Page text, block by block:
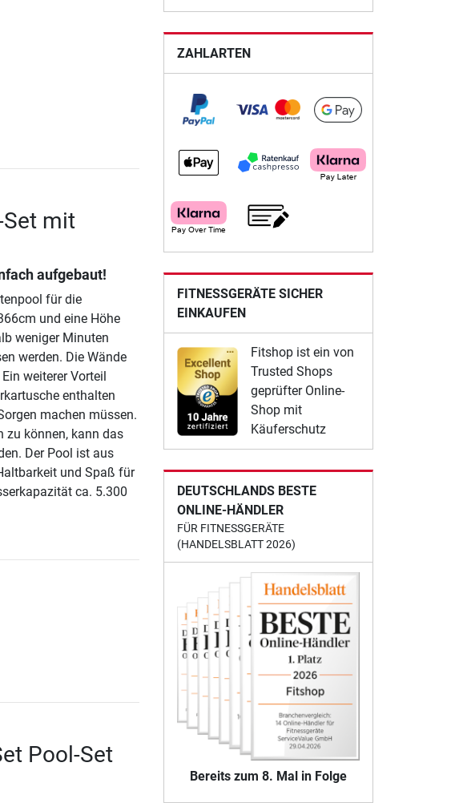
Set mit
aufgebaut!
für die
und eine Höhe
weniger Minuten
werden. Die Wände
weiterer Vorteil
enthalten
machen müssen.
zu können, kann das
Der Pool ist aus
und Spaß für
ca. 5.300
Pool-Set
ZAHLARTEN
FITNESSGERÄTE SICHER
EINKAUFEN
Fitshop ist ein von
Trusted Shops
geprüfter Online-
Shop mit
Käuferschutz
DEUTSCHLANDS BESTE
ONLINE-HÄNDLER
FÜR FITNESSGERÄTE
(HANDELSBLATT 2026)
Bereits zum 8. Mal in Folge